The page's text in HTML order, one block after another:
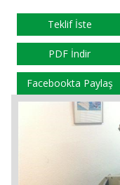
Teklif İste
PDF İndir
Facebookta Paylaş